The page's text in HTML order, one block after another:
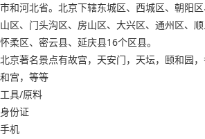
市和河北省。北京下辖东城区、西城区、朝阳
山区、门头沟区、房山区、大兴区、通州区、顺
怀柔区、密云县、延庆县16个区县。
北京著名景点有故宫，天安门，天坛，颐和园
和宫，等等
工具/原料
身份证
手机